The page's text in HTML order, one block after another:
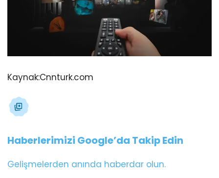
Kaynak:Cnnturk.com
Haberlerimizi Google’da Takip Edin
Gelişmelerden anında haberdar olun.